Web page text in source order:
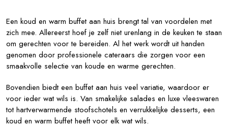
Een koud en warm buffet aan huis brengt tal van voordelen met
zich mee. Allereerst hoef je zelf niet urenlang in de keuken te staan
om gerechten voor te bereiden. Al het werk wordt uit handen
genomen door professionele cateraars die zorgen voor een
smaakvolle selectie van koude en warme gerechten.
Bovendien biedt een buffet aan huis veel variatie, waardoor er
voor ieder wat wils is. Van smakelijke salades en luxe vleeswaren
tot hartverwarmende stoofschotels en verrukkelijke desserts, een
koud en warm buffet heeft voor elk wat wils.